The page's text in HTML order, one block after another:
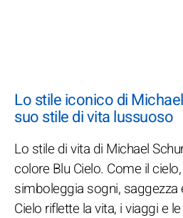
Lo stile iconico di
suo stile di vita lussuoso
Lo stile di vita di Michael
colore Blu Cielo. Come il
simboleggia sogni, saggezza
Cielo riflette la vita, i viaggi e